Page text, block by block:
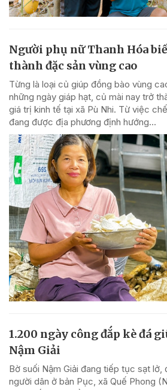
Người phụ nữ Thanh Hóa
thành đặc sản vùng cao
Từng là loại củ giúp đồng bào vùng
những ngày giáp hạt, củ mài nay trở
giá trị kinh tế tại xã Pù Nhi. Từ việc
đang được địa phương định hướng...
1.200 ngày công đắp kè đá
Nậm Giải
Bờ suối Nậm Giải đang tiếp tục sạt
người dân ở bản Pục, xã Quế Phong